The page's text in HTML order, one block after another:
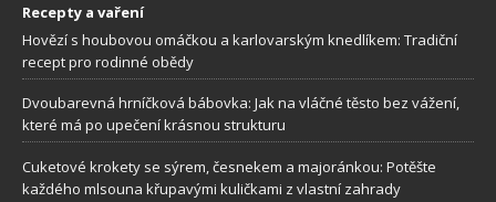
Recepty a vaření
Hovězí s houbovou omáčkou a karlovarským knedlíkem: Tradiční
recept pro rodinné obědy
Dvoubarevná hrníčková bábovka: Jak na vláčné těsto bez vážení,
které má po upečení krásnou strukturu
Cuketové krokety se sýrem, česnekem a majoránkou: Potěšte
každého mlsouna křupavými kuličkami z vlastní zahrady